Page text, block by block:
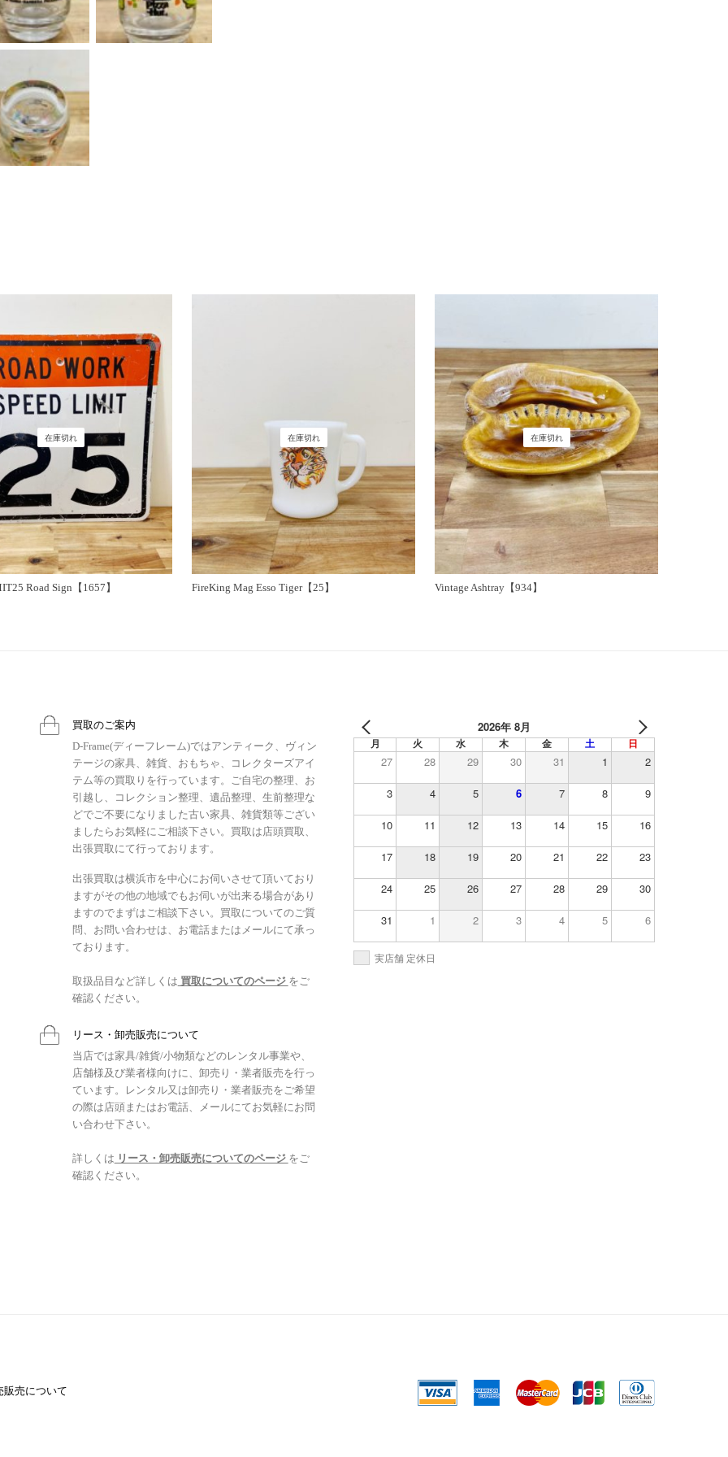
在庫切れ
Road Sign【1657】
在庫切れ
FireKing Mag Esso Tiger【25】
在庫切れ
Vintage Ashtray【934】
買取のご案内
D-Frame(ディーフレーム)ではアンティーク、ヴィン
テージの家具、雑貨、おもちゃ、コレクターズアイ
テム等の買取りを行っています。ご自宅の整理、お
引越し、コレクション整理、遺品整理、生前整理な
どでご不要になりました古い家具、雑貨類等ござい
ましたらお気軽にご相談下さい。買取は店頭買取、
出張買取にて行っております。
出張買取は横浜市を中心にお伺いさせて頂いており
ますがその他の地域でもお伺いが出来る場合があり
ますのでまずはご相談下さい。買取についてのご質
問、お問い合わせは、お電話またはメールにて承っ
ております。
取扱品目など詳しくは 買取についてのページ をご
確認ください。
リース・卸売販売について
当店では家具/雑貨/小物類などのレンタル事業や、
店舗様及び業者様向けに、卸売り・業者販売を行っ
ています。レンタル又は卸売り・業者販売をご希望
の際は店頭またはお電話、メールにてお気軽にお問
い合わせ下さい。
詳しくは リース・卸売販売についてのページ をご
確認ください。
2026年 8月
月 火 水 木 金 土 日
27 28 29 30 31 1 2
3 4 5 6 7 8 9
10 11 12 13 14 15 16
17 18 19 20 21 22 23
24 25 26 27 28 29 30
31 1 2 3 4 5 6
実店舗 定休日
販売について